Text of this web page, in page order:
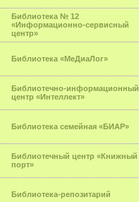
Библиотека № 12
«Информационно-сервисный
центр»
Библиотека «МеДиаЛог»
Библиотечно-информационный
центр «Интеллект»
Библиотека семейная «БИАР»
Библиотечный центр «Книжный
порт»
Библиотека-репозитарий